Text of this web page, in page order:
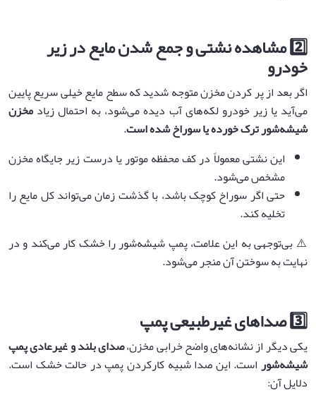
2️⃣ مشاهده نشتی و جمع شدن مایع در زیر
خودرو
اگر بعد از پر کردن مخزن متوجه شدید که سطح مایع خیلی سریع پایین
می‌آید یا زیر خودرو لکه‌های آب دیده می‌شود، به احتمال زیادمخزن
شیشه‌شور ترک خورده یا سوراخ شده است.
این نشتی معمولاً در کف محفظه موتور یا درست زیر جایگاه مخزن
مشخص می‌شود.
حتی اگر سوراخ کوچک باشد، با گذشت زمان می‌تواند کل مایع را
تخلیه کند.
⚠️ بی‌توجهی به این علامت، پمپ شیشه‌شور را خشک کار می‌کند و در
نهایت به سوختن آن منجر می‌شود.
3️⃣ صداهای غیرطبیعی پمپ
یکی دیگر از نشانه‌های واضح خرابی مخزن،صدای بلند و غیرعادی پمپ
شیشه‌شوراست. این صدا شبیه کارکردن پمپ در حالت خشک است.
دلایل آن: